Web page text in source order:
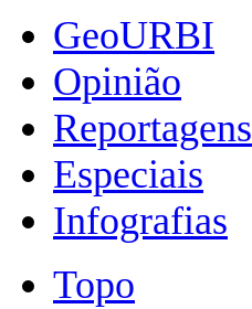
GeoURBI
Opinião
Reportagens
Especiais
Infografias
Topo